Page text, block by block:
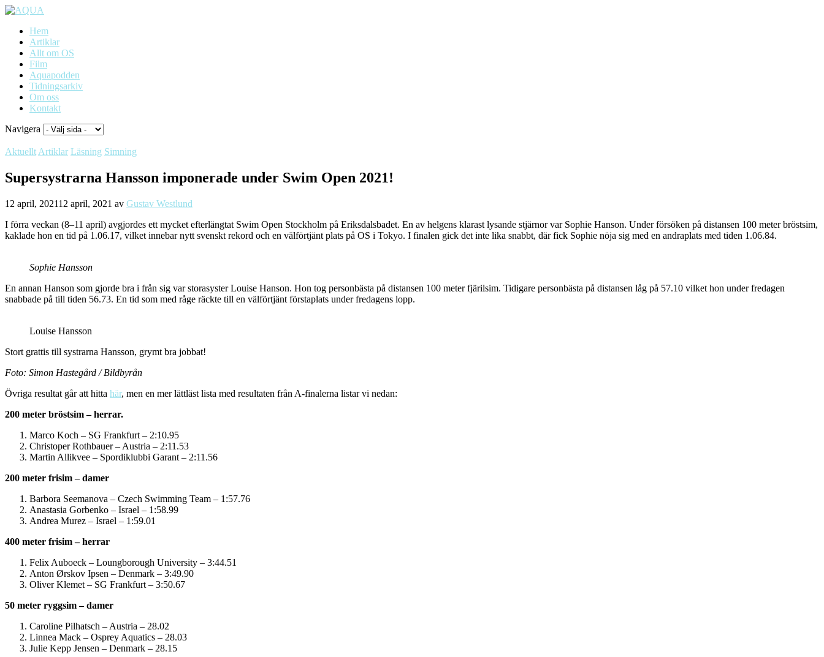
Hem
Artiklar
Allt om OS
Film
Aquapodden
Tidningsarkiv
Om oss
Kontakt
Navigera
Aktuellt Artiklar Läsning Simning
Supersystrarna Hansson imponerade under Swim Open 2021!
12 april, 202112 april, 2021 av Gustav Westlund
I förra veckan (8–11 april) avgjordes ett mycket efterlängtat Swim Open Stockholm på Eriksdalsbadet. En av helgens klarast lysande stjärnor var Sophie Hanson. Under försöken på distansen 100 meter bröstsim,
kaklade hon en tid på 1.06.17, vilket innebar nytt svenskt rekord och en välförtjänt plats på OS i Tokyo. I finalen gick det inte lika snabbt, där fick Sophie nöja sig med en andraplats med tiden 1.06.84.
Sophie Hansson
En annan Hanson som gjorde bra i från sig var storasyster Louise Hanson. Hon tog personbästa på distansen 100 meter fjärilsim. Tidigare personbästa på distansen låg på 57.10 vilket hon under fredagen
snabbade på till tiden 56.73. En tid som med råge räckte till en välförtjänt förstaplats under fredagens lopp.
Louise Hansson
Stort grattis till systrarna Hansson, grymt bra jobbat!
Foto: Simon Hastegård / Bildbyrån
Övriga resultat går att hitta här, men en mer lättläst lista med resultaten från A-finalerna listar vi nedan:
200 meter bröstsim – herrar.
Marco Koch – SG Frankfurt – 2:10.95
Christoper Rothbauer – Austria – 2:11.53
Martin Allikvee – Spordiklubbi Garant – 2:11.56
200 meter frisim – damer
Barbora Seemanova – Czech Swimming Team – 1:57.76
Anastasia Gorbenko – Israel – 1:58.99
Andrea Murez – Israel – 1:59.01
400 meter frisim – herrar
Felix Auboeck – Loungborough University – 3:44.51
Anton Ørskov Ipsen – Denmark – 3:49.90
Oliver Klemet – SG Frankfurt – 3:50.67
50 meter ryggsim – damer
Caroline Pilhatsch – Austria – 28.02
Linnea Mack – Osprey Aquatics – 28.03
Julie Kepp Jensen – Denmark – 28.15